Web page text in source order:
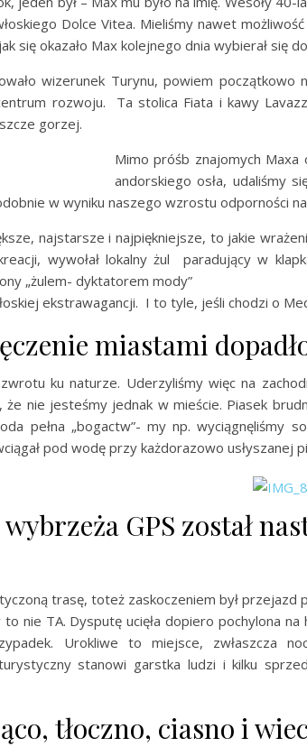
Dolce Vitea. Mieliśmy nawet
się okazało Max kolejnego dnia wybierał się
wizerunek Turynu, powiem początkowo
rozwoju. Ta stolica Fiata i kawy
gorzej.
Mimo próśb znajomych
andorskiego osła, udaliśmy
w wyniku naszego wzrostu odporności
najstarsze i najpiękniejsze, to jakie
wywołał lokalny żul paradujący w
„żulem- dyktatorem mody”
ekstrawagancji. I to tyle, jeśli chodzi o
miastami
ku naturze. Uderzyliśmy więc na
że nie jesteśmy jednak w mieście. Piasek
pełna „bogactw”- my np. wyciągnęliśmy
pod wodę przy każdorazowo usłyszanej
GPS został
trasę, toteż zaskoczeniem był przejazd
nie TA. Dysputę ucięła dopiero pochylona
Urokliwe to miejsce, zwłaszcza
stanowi garstka ludzi i kilku
tłoczno, ciasno i